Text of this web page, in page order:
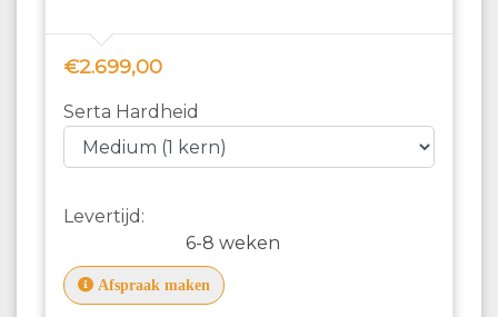
€2.699,00
Serta Hardheid
Levertijd:
6-8 weken
Afspraak maken